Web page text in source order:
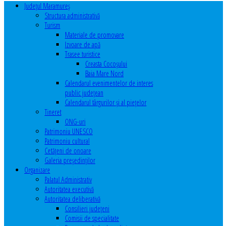
Judeţul Maramureş
Structura administrativă
Turism
Materiale de promovare
Izvoare de apă
Trasee turistice
Creasta Cocoșului
Baia Mare Nord
Calendarul evenimentelor de interes
public judeţean
Calendarul târgurilor şi al pieţelor
Tineret
ONG-uri
Patrimoniu UNESCO
Patrimoniu cultural
Cetăţeni de onoare
Galeria președinților
Organizare
Palatul Administrativ
Autoritatea executivă
Autoritatea deliberativă
Consilieri judeţeni
Comisii de specialitate